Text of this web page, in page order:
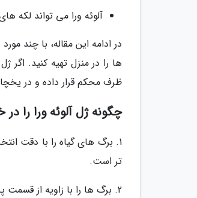
آلوئه ورا می تواند لکه
در ادامه این مقاله، با چند
ها را در منزل تهیه کنید. اگر
ظرف محکم قرار داده و در
چگونه ژل آلوئه ورا را
1. برگ های گیاه را با دقت
تر است.
2. برگ ها را با زاویه از قسمت پایه گیاه برش دهید.